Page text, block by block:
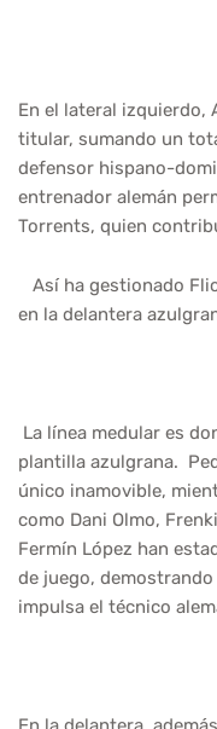
En el lateral izquierdo,
titular, sumando un
defensor hispano-
entrenador alemán
Torrents, quien
Así ha gestionado
en la delantera
La línea medular es
plantilla azulgrana.
único inamovible,
como Dani Olmo,
Fermín López han
de juego,
impulsa el técnico